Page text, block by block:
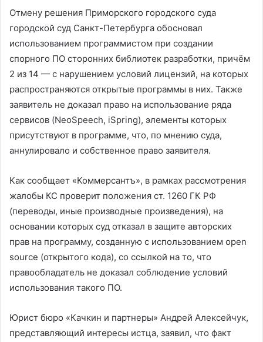
Отмену решения Приморского городского суда
городской суд Санкт-Петербурга обосновал
использованием программистом при создании
спорного ПО сторонних библиотек разработки, причём
2 из 14 — с нарушением условий лицензий, на которых
распространяются открытые программы в них. Также
заявитель не доказал право на использование ряда
сервисов (NeoSpeech, iSpring), элементы которых
присутствуют в программе, что, по мнению суда,
аннулировало и собственное право заявителя.
Как сообщает «Коммерсантъ», в рамках рассмотрения
жалобы КС проверит положения ст. 1260 ГК РФ
(переводы, иные производные произведения), на
основании которых суд отказал в защите авторских
прав на программу, созданную с использованием open
source (открытого кода), со ссылкой на то, что
правообладатель не доказал соблюдение условий
использования такого ПО.
Юрист бюро «Качкин и партнеры» Андрей Алексейчук,
представляющий интересы истца, заявил, что факт